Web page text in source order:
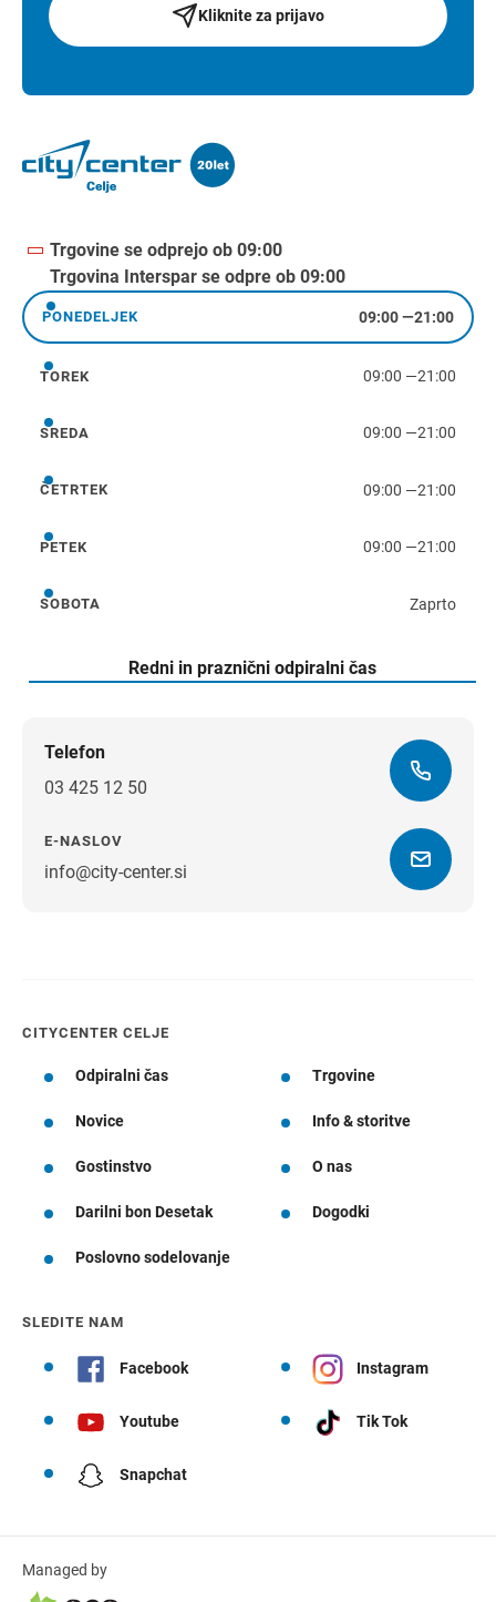
Kliknite za prijavo
Trgovine se odprejo ob 09:00
Trgovina Interspar se odpre ob 09:00
ponedeljek
PONEDELJEK 09:00—21:00
torek
TOREK 09:00 —21:00
sreda
SREDA 09:00 —21:00
četrtek
ČETRTEK 09:00 —21:00
petek
PETEK 09:00 —21:00
sobota
SOBOTA Zaprto
Redni in praznični odpiralni čas
Telefon
03 425 12 50
E-NASLOV
info@city-center.si
CITYCENTER CELJE
Odpiralni čas Trgovine
Novice Info & storitve
Gostinstvo O nas
Darilni bon Desetak Dogodki
Poslovno sodelovanje
SLEDITE NAM
Facebook Instagram
Youtube Tik Tok
Snapchat
Managed by